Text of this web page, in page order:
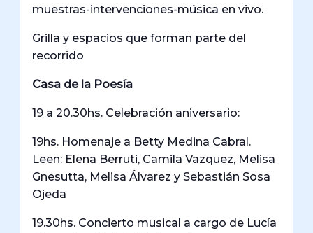
muestras-intervenciones-música en vivo.
Grilla y espacios que forman parte del
recorrido
Casa de la Poesía
19 a 20.30hs. Celebración aniversario:
19hs. Homenaje a Betty Medina Cabral.
Leen: Elena Berruti, Camila Vazquez, Melisa
Gnesutta, Melisa Álvarez y Sebastián Sosa
Ojeda
19.30hs. Concierto musical a cargo de Lucía